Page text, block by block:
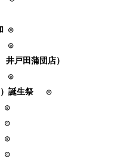
◎
◎
戸田蒲団店）
◎
）誕生祭 ◎
◎
◎
◎
◎